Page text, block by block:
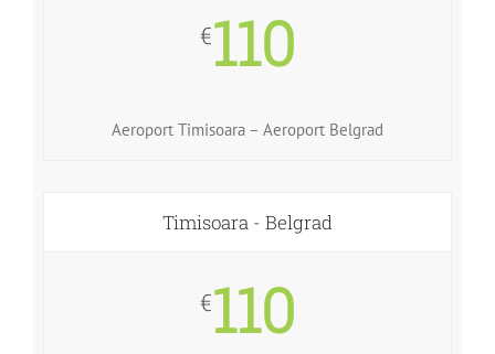
€110
Aeroport Timisoara – Aeroport Belgrad
Timisoara - Belgrad
€110